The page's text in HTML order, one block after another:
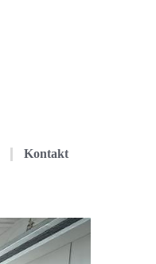
Kontakt